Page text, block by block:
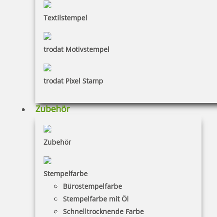
Textilstempel
trodat Motivstempel
trodat Pixel Stamp
Zubehör
Zubehör
Stempelfarbe
Bürostempelfarbe
Stempelfarbe mit Öl
Schnelltrocknende Farbe
Reiner Paginierstempel B6 mit Zifferngröße 4,5 mm in